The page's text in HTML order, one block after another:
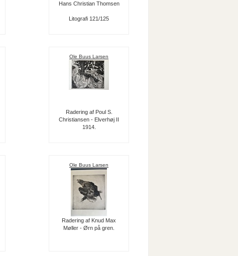
Hans Christian Thomsen
Litografi 121/125
Ole Buus Larsen
Radering af Poul S.
Christiansen - Elverhøj II
1914.
Ole Buus Larsen
Radering af Knud Max
Møller - Ørn på gren.